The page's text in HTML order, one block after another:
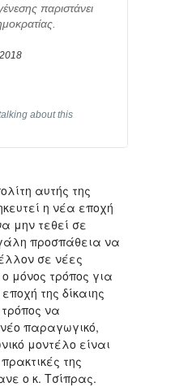
παριστάνει
about this
αυτής της
η νέα εποχή
μην τεθεί σε
προσπάθεια να
σε νέες
μόνος τρόπος για
της δίκαιης
να
παραγωγικό,
μοντέλο είναι
της
ο κ. Τσίπρας.